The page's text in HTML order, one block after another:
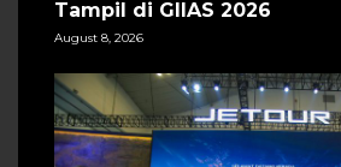
Tampil di GIIAS 2026
August 8, 2026